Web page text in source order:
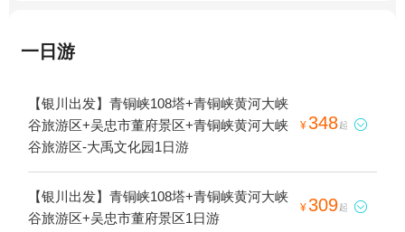
一日游
【银川出发】青铜峡108塔+青铜峡黄河大峡
谷旅游区+吴忠市董府景区+青铜峡黄河大峡
谷旅游区-大禹文化园1日游
¥348起 
【银川出发】青铜峡108塔+青铜峡黄河大峡
谷旅游区+吴忠市董府景区1日游
¥309起 